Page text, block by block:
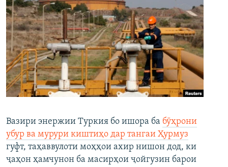
Вазири энержии Туркия бо ишора ба бӯҳрони
убур ва мурури киштиҳо дар тангаи Ҳурмуз
гуфт, таҳаввулоти моҳҳои ахир нишон дод, ки
ҷаҳон ҳамчунон ба масирҳои ҷойгузин барои